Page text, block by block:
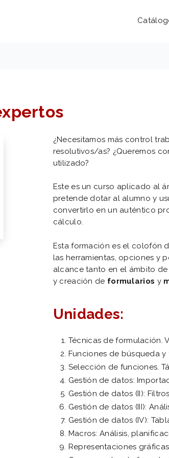
¿Necesitamos más control
resolutivos/as? ¿Queremos
utilizado?
Este es un curso aplicado al
pretende dotar al alumno y
convertirlo en un auténtico
cálculo.
Esta formación es el colofón
las herramientas, opciones y
alcance tanto en el ámbito
y creación de formularios y
Unidades:
Técnicas de formulación.
Funciones de búsqueda
Selección de funciones.
Gestión de datos:
Gestión de datos (II):
Gestión de datos (III):
Gestión de datos (IV):
Macros: Análisis,
Representaciones